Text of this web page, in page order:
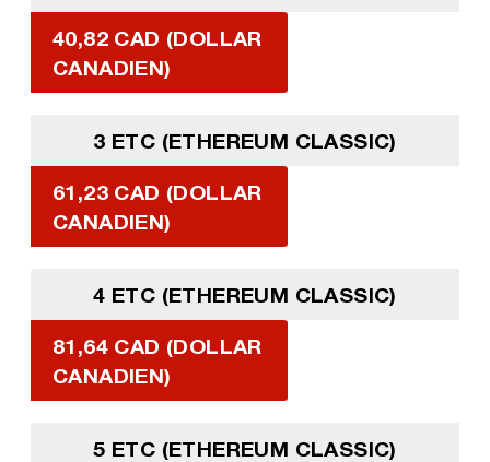
40,82 CAD (DOLLAR
CANADIEN)
3 ETC (ETHEREUM CLASSIC)
61,23 CAD (DOLLAR
CANADIEN)
4 ETC (ETHEREUM CLASSIC)
81,64 CAD (DOLLAR
CANADIEN)
5 ETC (ETHEREUM CLASSIC)